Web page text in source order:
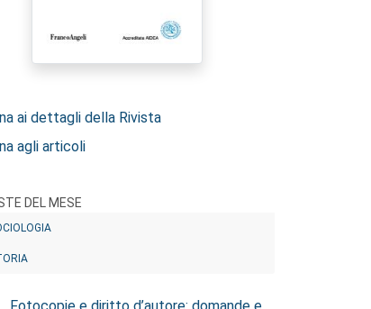
ai dettagli della Rivista
agli articoli
DEL MESE